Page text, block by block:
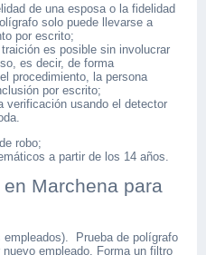
de una esposa o la fidelidad
solo puede llevarse a
por escrito;
es posible sin involucrar
es decir, de forma
procedimiento, la persona
por escrito;
verificación usando el detector
robo;
a partir de los 14 años.
Marchena para
empleados). Prueba de polígrafo
empleado. Forma un filtro